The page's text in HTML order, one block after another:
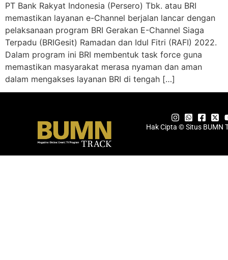
PT Bank Rakyat Indonesia (Persero) Tbk. atau BRI
memastikan layanan e-Channel berjalan lancar dengan
pelaksanaan program BRI Gerakan E-Channel Siaga
Terpadu (BRIGesit) Ramadan dan Idul Fitri (RAFI) 2022.
Dalam program ini BRI membentuk task force guna
memastikan masyarakat merasa nyaman dan aman
dalam mengakses layanan BRI di tengah […]
Hak Cipta © Situs BUMN